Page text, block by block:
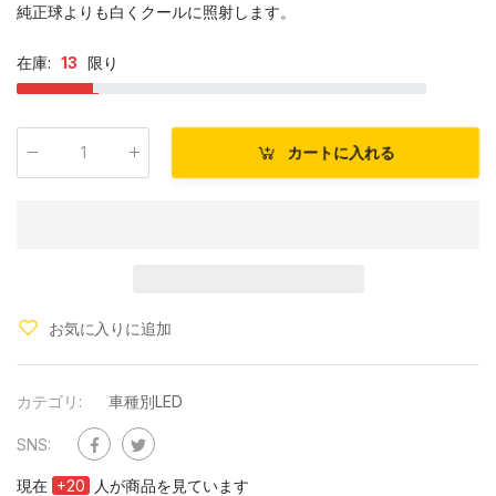
純正球よりも白くクールに照射します。
在庫: 13 限り
カートに入れる
お気に入りに追加
カテゴリ: 車種別LED
SNS:
現在 +20 人が商品を見ています